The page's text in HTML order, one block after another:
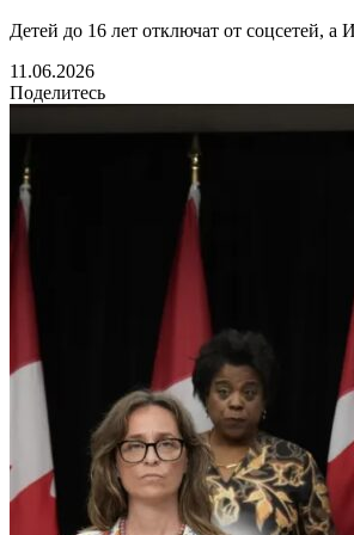
Детей до 16 лет отключат от соцсетей,
11.06.2026
Поделитесь